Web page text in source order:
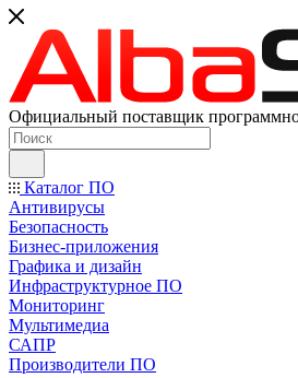
Официальный поставщик
Каталог ПО
Антивирусы
Безопасность
Бизнес-приложения
Графика и дизайн
Инфраструктурное ПО
Мониторинг
Мультимедиа
САПР
Производители ПО